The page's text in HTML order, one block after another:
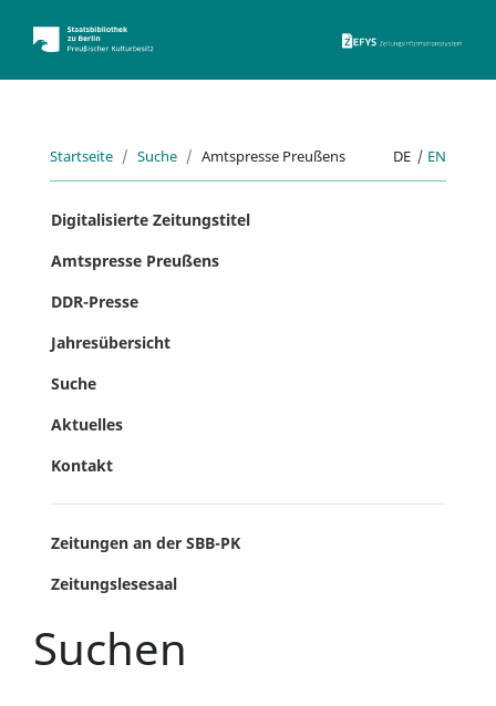
Startseite Suche Amtspresse Preußens DE | EN
Digitalisierte Zeitungstitel
Amtspresse Preußens
DDR-Presse
Jahresübersicht
Suche
Aktuelles
Kontakt
Zeitungen an der SBB-PK
Zeitungslesesaal
Suchen